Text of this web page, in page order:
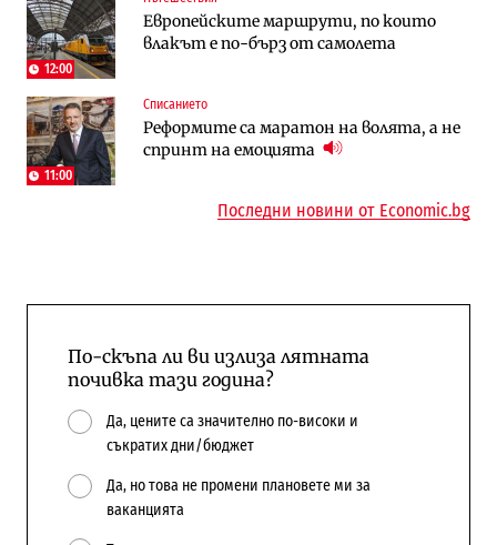
12:00
Европейските маршрути, по които
влакът е по-бърз от самолета
11:00
Списанието
Реформите са маратон на волята, а не
спринт на емоцията
Държавният ТЕЦ „Марица изток 2“
работи с 5 блока
Енергетика
АЕЦ „Козлодуй“ ще работи само още
няколко седмици, ако сушата продължи
„Ендуросат“ ще строи огромен
космически и отбранителен център в
Регулации
Лекарствата за редки болести
попадат в капан на обществените
Последни новини от Economic.bg
По-скъпа ли ви излиза лятната
почивка тази година?
Да, цените са значително по-високи и
съкратих дни/бюджет
Да, но това не промени плановете ми за
ваканцията